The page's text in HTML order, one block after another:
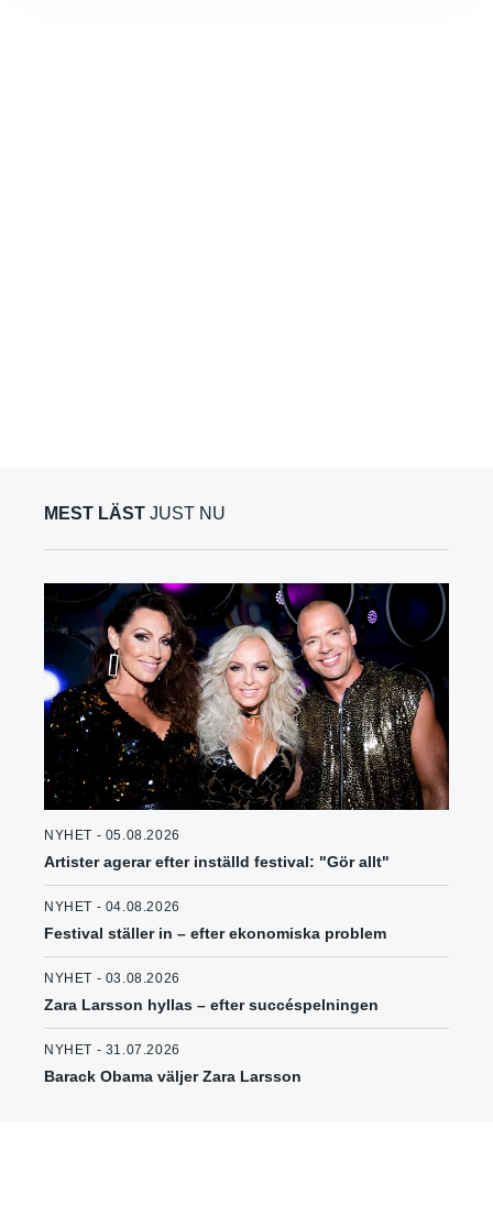
MEST LÄST JUST NU
NYHET - 05.08.2026
Artister agerar efter inställd festival: "Gör allt"
NYHET - 04.08.2026
Festival ställer in – efter ekonomiska problem
NYHET - 03.08.2026
Zara Larsson hyllas – efter succéspelningen
NYHET - 31.07.2026
Barack Obama väljer Zara Larsson